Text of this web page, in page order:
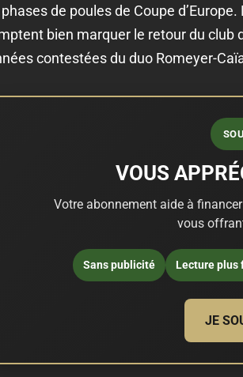
de poules de Coupe
bien marquer le retour du club
contestées du duo Romeyer-
VOUS
Votre abonnement aide à
vous
Sans publicité Lecture plus
JE